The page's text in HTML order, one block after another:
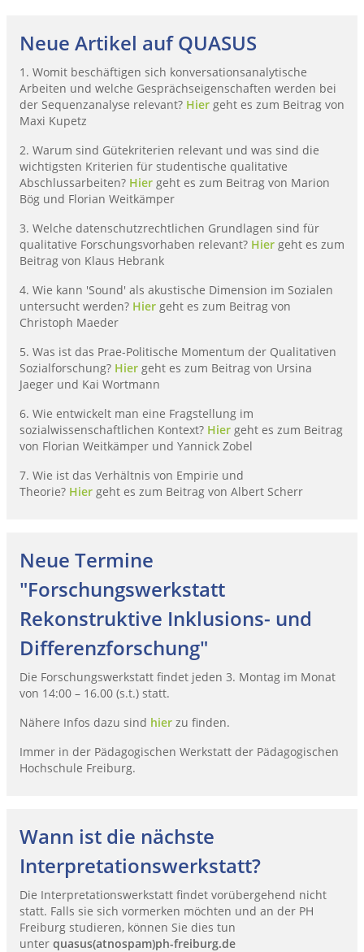
Neue Artikel auf QUASUS
1. Womit beschäftigen sich konversationsanalytische
Arbeiten und welche Gesprächseigenschaften werden bei
der Sequenzanalyse relevant? Hier geht es zum Beitrag von
Maxi Kupetz
2. Warum sind Gütekriterien relevant und was sind die
wichtigsten Kriterien für studentische qualitative
Abschlussarbeiten? Hier geht es zum Beitrag von Marion
Bög und Florian Weitkämper
3. Welche datenschutzrechtlichen Grundlagen sind für
qualitative Forschungsvorhaben relevant? Hier geht es zum
Beitrag von Klaus Hebrank
4. Wie kann 'Sound' als akustische Dimension im Sozialen
untersucht werden? Hier geht es zum Beitrag von
Christoph Maeder
5. Was ist das Prae-Politische Momentum der Qualitativen
Sozialforschung? Hier geht es zum Beitrag von Ursina
Jaeger und Kai Wortmann
6. Wie entwickelt man eine Fragstellung im
sozialwissenschaftlichen Kontext? Hier geht es zum Beitrag
von Florian Weitkämper und Yannick Zobel
7. Wie ist das Verhältnis von Empirie und
Theorie? Hier geht es zum Beitrag von Albert Scherr
Neue Termine
"Forschungswerkstatt
Rekonstruktive Inklusions- und
Differenzforschung"
Die Forschungswerkstatt findet jeden 3. Montag im Monat
von 14:00 – 16.00 (s.t.) statt.
Nähere Infos dazu sind hier zu finden.
Immer in der Pädagogischen Werkstatt der Pädagogischen
Hochschule Freiburg.
Wann ist die nächste
Interpretationswerkstatt?
Die Interpretationswerkstatt findet vorübergehend nicht
statt. Falls sie sich vormerken möchten und an der PH
Freiburg studieren, können Sie dies tun
unter quasus(atnospam)ph-freiburg.de